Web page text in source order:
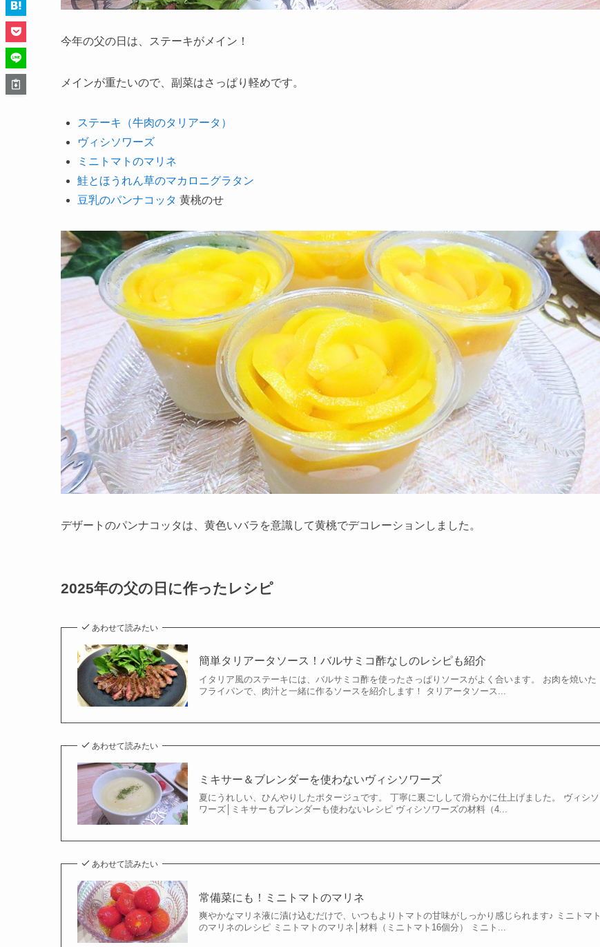
今年の父の日は、ステーキがメイン！
メインが重たいので、副菜はさっぱり軽めです。
ステーキ（牛肉のタリアータ）
ヴィシソワーズ
ミニトマトのマリネ
鮭とほうれん草のマカロニグラタン
豆乳のパンナコッタ 黄桃のせ
デザートのパンナコッタは、黄色いバラを意識して黄桃でデコレーションしました。
2025年の父の日に作ったレシピ
あわせて読みたい
簡単タリアータソース！バルサミコ酢なしのレシピも紹介
イタリア風のステーキには、バルサミコ酢を使ったさっぱりソースがよく合います。 お肉を焼いた
フライパンで、肉汁と一緒に作るソースを紹介します！ タリアータソース...
あわせて読みたい
ミキサー＆ブレンダーを使わないヴィシソワーズ
夏にうれしい、ひんやりしたポタージュです。 丁寧に裏ごしして滑らかに仕上げました。 ヴィシソ
ワーズ│ミキサーもブレンダーも使わないレシピ ヴィシソワーズの材料（4...
あわせて読みたい
常備菜にも！ミニトマトのマリネ
爽やかなマリネ液に漬け込むだけで、いつもよりトマトの甘味がしっかり感じられます♪ ミニトマト
のマリネのレシピ ミニトマトのマリネ│材料（ミニトマト16個分） ミニト...